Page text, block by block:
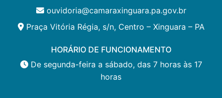
ouvidoria@camaraxinguara.pa.gov.br
Praça Vitória Régia, s/n, Centro – Xinguara – PA
HORÁRIO DE FUNCIONAMENTO
De segunda-feira a sábado, das 7 horas às 17
horas